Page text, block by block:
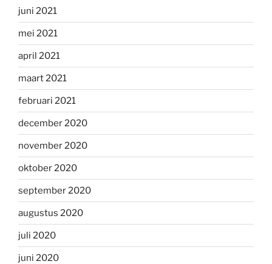
juni 2021
mei 2021
april 2021
maart 2021
februari 2021
december 2020
november 2020
oktober 2020
september 2020
augustus 2020
juli 2020
juni 2020